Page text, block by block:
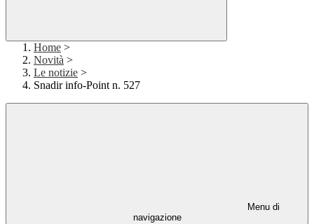
Home >
Novità >
Le notizie >
Snadir info-Point n. 527
Menu di
navigazione